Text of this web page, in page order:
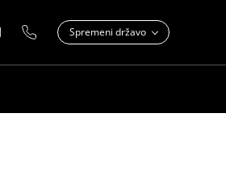
Spremeni državo